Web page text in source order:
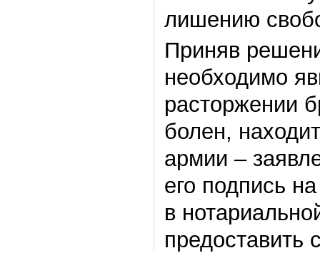
лишению
Приняв
необходимо
расторжении
болен,
армии –
его подпись
в
предоставить